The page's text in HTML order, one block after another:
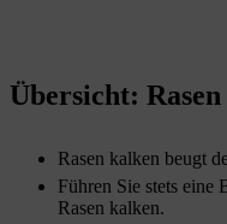
Übersicht:
Rasen kalken beugt
Führen Sie stets eine
Rasen kalken.